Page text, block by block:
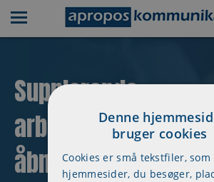
Supplerende
åbne workshops
Denne
bruger cookies
Cookies er små tekstfiler, som
hjemmesider, du besøger,